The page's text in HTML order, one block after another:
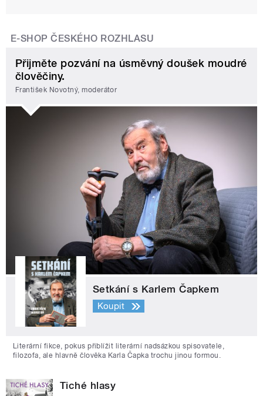
E-SHOP ČESKÉHO ROZHLASU
Přijměte pozvání na úsměvný doušek moudré
člověčiny.
František Novotný, moderátor
Setkání s Karlem Čapkem
Koupit
Literární fikce, pokus přiblížit literární nadsázkou spisovatele,
filozofa, ale hlavně člověka Karla Čapka trochu jinou formou.
Tiché hlasy